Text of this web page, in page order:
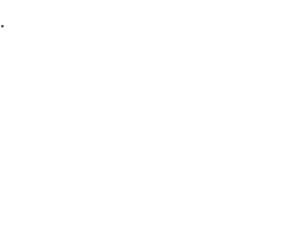
.